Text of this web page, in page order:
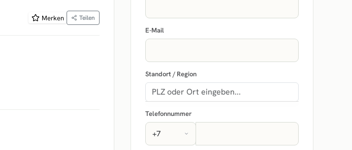
Merken Teilen
E-Mail
Standort / Region
Telefonnummer